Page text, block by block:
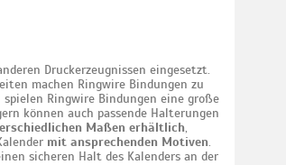
Druckerzeugnissen eingesetzt.
machen Ringwire Bindungen zu
Ringwire Bindungen eine große
können auch passende Halterungen
Maßen erhältlich,
mit ansprechenden Motiven.
sicheren Halt des Kalenders an der